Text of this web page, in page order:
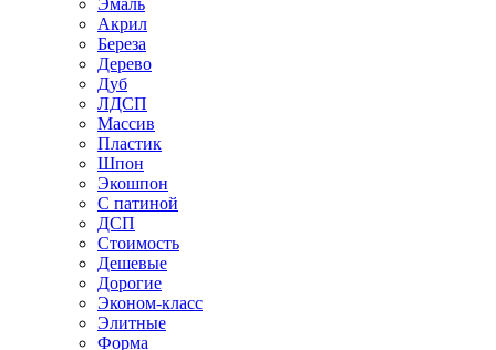
Эмаль
Акрил
Береза
Дерево
Дуб
ЛДСП
Массив
Пластик
Шпон
Экошпон
С патиной
ДСП
Стоимость
Дешевые
Дорогие
Эконом-класс
Элитные
Форма